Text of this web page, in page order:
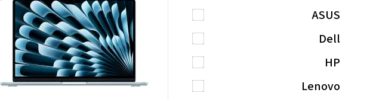
ASUS
Dell
HP
Lenovo